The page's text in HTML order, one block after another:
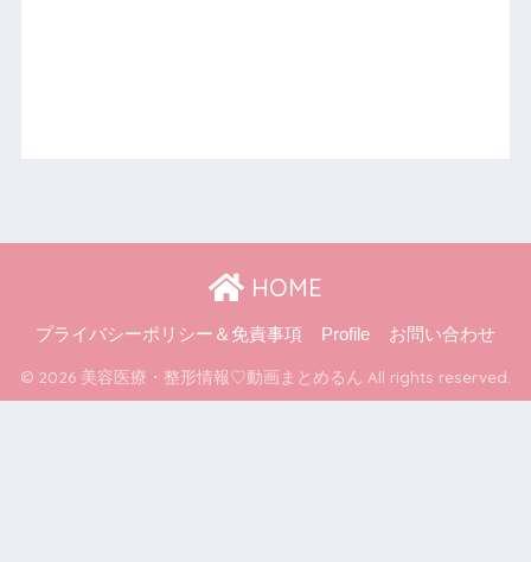
HOME
プライバシーポリシー＆免責事項 Profile お問い合わせ
© 2026 美容医療・整形情報♡動画まとめるん All rights reserved.